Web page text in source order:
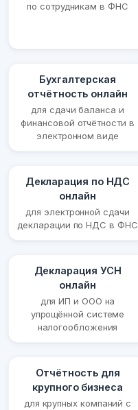
по сотрудникам в ФНС
Бухгалтерская
отчётность онлайн
для сдачи баланса и
финансовой отчётности в
электронном виде
Декларация по НДС
онлайн
для электронной сдачи
декларации по НДС в ФНС
Декларация УСН
онлайн
для ИП и ООО на
упрощённой системе
налогообложения
Отчётность для
крупного бизнеса
для крупных компаний с